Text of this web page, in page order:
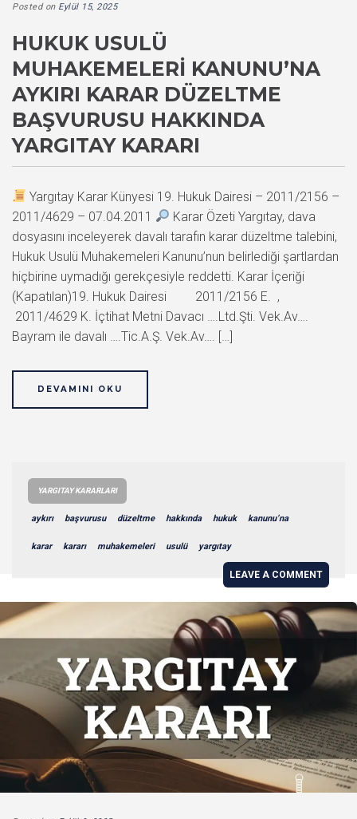
Posted on Eylül 15, 2025
HUKUK USULÜ
MUHAKEMELERI KANUNU’NA
AYKIRI KARAR DÜZELTME
BAŞVURUSU HAKKINDA
YARGITAY KARARI
Yargıtay Karar Künyesi 19. Hukuk Dairesi – 2011/2156 –
2011/4629 – 07.04.2011
Karar Özeti Yargıtay, dava
dosyasını inceleyerek davalı tarafın karar düzeltme talebini,
Hukuk Usulü Muhakemeleri Kanunu’nun belirlediği şartlardan
hiçbirine uymadığı gerekçesiyle reddetti. Karar İçeriği
(Kapatılan)19. Hukuk Dairesi 2011/2156 E. ,
2011/4629 K. İçtihat Metni Davacı ….Ltd.Şti. Vek.Av….
Bayram ile davalı ….Tic.A.Ş. Vek.Av…. […]
DEVAMINI OKU
YARGITAY KARARLARI
aykırı başvurusu düzeltme hakkında hukuk kanunu’na
karar kararı muhakemeleri usulü yargıtay
LEAVE A COMMENT